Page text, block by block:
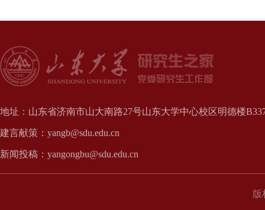
地址：山东省济南市山大南路27号山东大学中心校区明德楼
建言献策：yangb@sdu.edu.cn
新闻投稿：yangongbu@sdu.edu.cn
版